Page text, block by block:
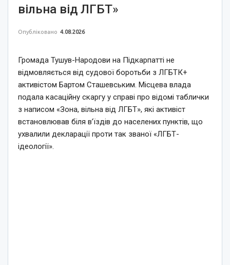
вільна від ЛГБТ»
Опубліковано 4.08.2026
Громада Тушув-Народови на Підкарпатті не
відмовляється від судової боротьби з ЛГБТК+
активістом Бартом Сташевським. Місцева влада
подала касаційну скаргу у справі про відомі таблички
з написом «Зона, вільна від ЛГБТ», які активіст
встановлював біля в’їздів до населених пунктів, що
ухвалили декларації проти так званої «ЛГБТ-
ідеології».